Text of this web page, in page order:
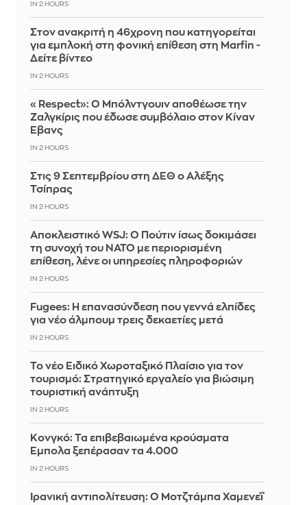
IN 2 HOURS
Στον ανακριτή η 46χρονη που κατηγορείται
για εμπλοκή στη φονική επίθεση στη Marfin -
Δείτε βίντεο
IN 2 HOURS
«Respect»: Ο Μπόλντγουιν αποθέωσε την
Ζαλγκίρις που έδωσε συμβόλαιο στον Κίναν
Έβανς
IN 2 HOURS
Στις 9 Σεπτεμβρίου στη ΔΕΘ ο Αλέξης
Τσίπρας
IN 2 HOURS
Αποκλειστικό WSJ: Ο Πούτιν ίσως δοκιμάσει
τη συνοχή του ΝΑΤΟ με περιορισμένη
επίθεση, λένε οι υπηρεσίες πληροφοριών
IN 2 HOURS
Fugees: Η επανασύνδεση που γεννά ελπίδες
για νέο άλμπουμ τρεις δεκαετίες μετά
IN 2 HOURS
Το νέο Ειδικό Χωροταξικό Πλαίσιο για τον
τουρισμό: Στρατηγικό εργαλείο για βιώσιμη
τουριστική ανάπτυξη
IN 2 HOURS
Κονγκό: Τα επιβεβαιωμένα κρούσματα
Έμπολα ξεπέρασαν τα 4.000
IN 2 HOURS
Ιρανική αντιπολίτευση: Ο Μοτζτάμπα Χαμενεΐ